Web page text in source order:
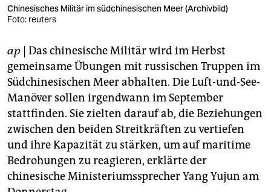
veranstaltungen
fragen & hilfe
unterstützen
abo
genossenschaft
epaper login
Chinesisches Militär im südchinesischen Meer (Archivbild)
Foto: reuters
ap | Das chinesische Militär wird im Herbst
gemeinsame Übungen mit russischen Truppen im
Südchinesischen Meer abhalten. Die Luft-und-See-
Manöver sollen irgendwann im September
stattfinden. Sie zielten darauf ab, die Beziehungen
zwischen den beiden Streitkräften zu vertiefen
und ihre Kapazität zu stärken, um auf maritime
Bedrohungen zu reagieren, erklärte der
chinesische Ministeriumssprecher Yang Yujun am